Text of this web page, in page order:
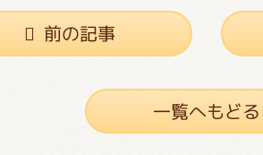
前の記事
一覧へもどる